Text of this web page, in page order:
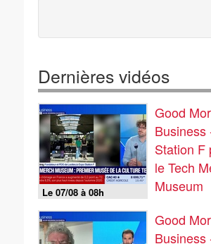
Dernières vidéos
Le 07/08 à 08h
Good
Business
Station F
le Tech
Museum
Good
Business